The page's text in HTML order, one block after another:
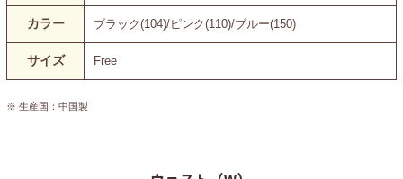
カラー ブラック(104)/ピンク(110)/ブルー(150)
サイズ Free
※ 生産国：中国製